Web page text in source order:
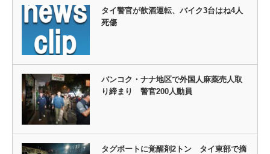
タイ警官が飲酒運転、バイク3台はね4人
死傷
バンコク・ナナ地区で外国人麻薬売人取
り締まり 警官200人動員
タグボートに覚醒剤2トン タイ東部で摘